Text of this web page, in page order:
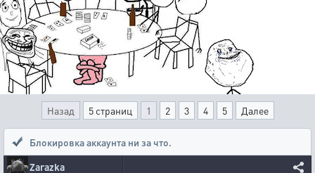
Назад 5 страниц 1 2 3 4 5 Далее
Блокировка аккаунта ни за что.
Zarazka